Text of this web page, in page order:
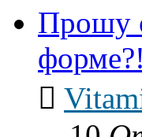
Прошу